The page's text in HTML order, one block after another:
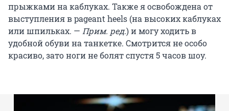
прыжками на каблуках. Также я освобождена от
выступления в pageant heels (на высоких каблуках
или шпильках. — Прим. ред.) и могу ходить в
удобной обуви на танкетке. Смотрится не особо
красиво, зато ноги не болят спустя 5 часов шоу.